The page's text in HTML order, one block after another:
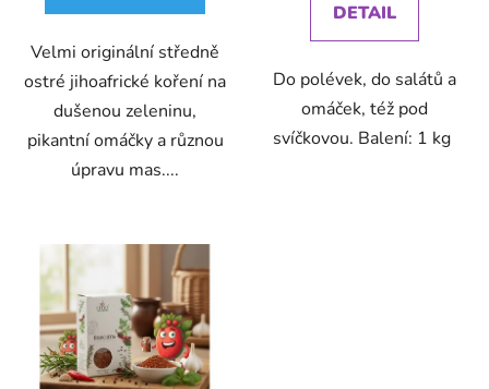
Velmi originální středně
ostré jihoafrické koření na
dušenou zeleninu,
pikantní omáčky a různou
úpravu mas....
DETAIL
Do polévek, do salátů a
omáček, též pod
svíčkovou. Balení: 1 kg